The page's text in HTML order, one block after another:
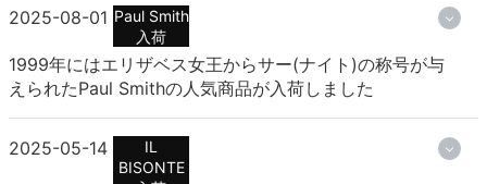
2025-08-01 Paul Smith
入荷
1999年にはエリザベス女王からサー(ナイト)の称号が与
えられたPaul Smithの人気商品が入荷しました
2025-05-14
IL
BISONTE